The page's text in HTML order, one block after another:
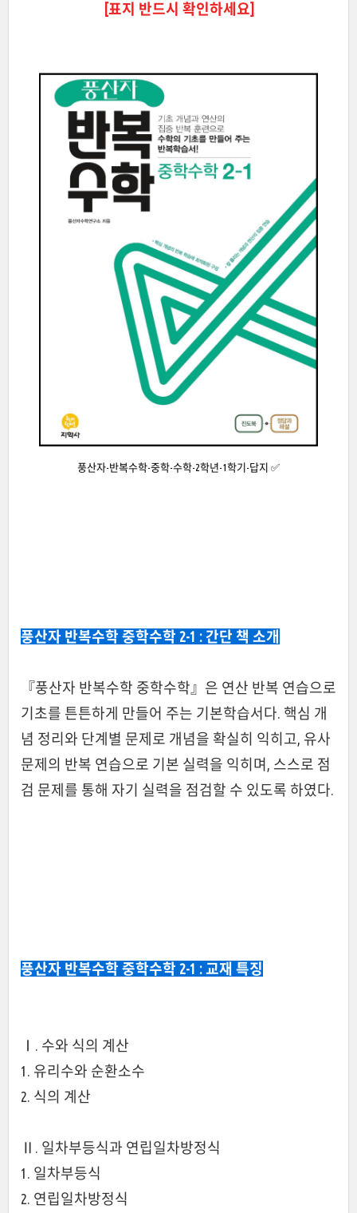
[표지 반드시 확인하세요]
풍산자-반복수학-중학-수학-2학년-1학기-답지 ✅
풍산자 반복수학 중학수학 2-1 : 간단 책 소개
『풍산자 반복수학 중학수학』은 연산 반복 연습으로
기초를 튼튼하게 만들어 주는 기본학습서다. 핵심 개
념 정리와 단계별 문제로 개념을 확실히 익히고, 유사
문제의 반복 연습으로 기본 실력을 익히며, 스스로 점
검 문제를 통해 자기 실력을 점검할 수 있도록 하였다.
풍산자 반복수학 중학수학 2-1 : 교재 특징
Ⅰ. 수와 식의 계산
1. 유리수와 순환소수
2. 식의 계산
Ⅱ. 일차부등식과 연립일차방정식
1. 일차부등식
2. 연립일차방정식